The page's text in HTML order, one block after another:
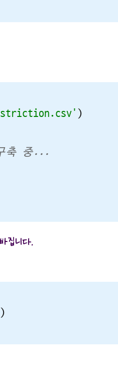
)
축 중...
집니다.
)